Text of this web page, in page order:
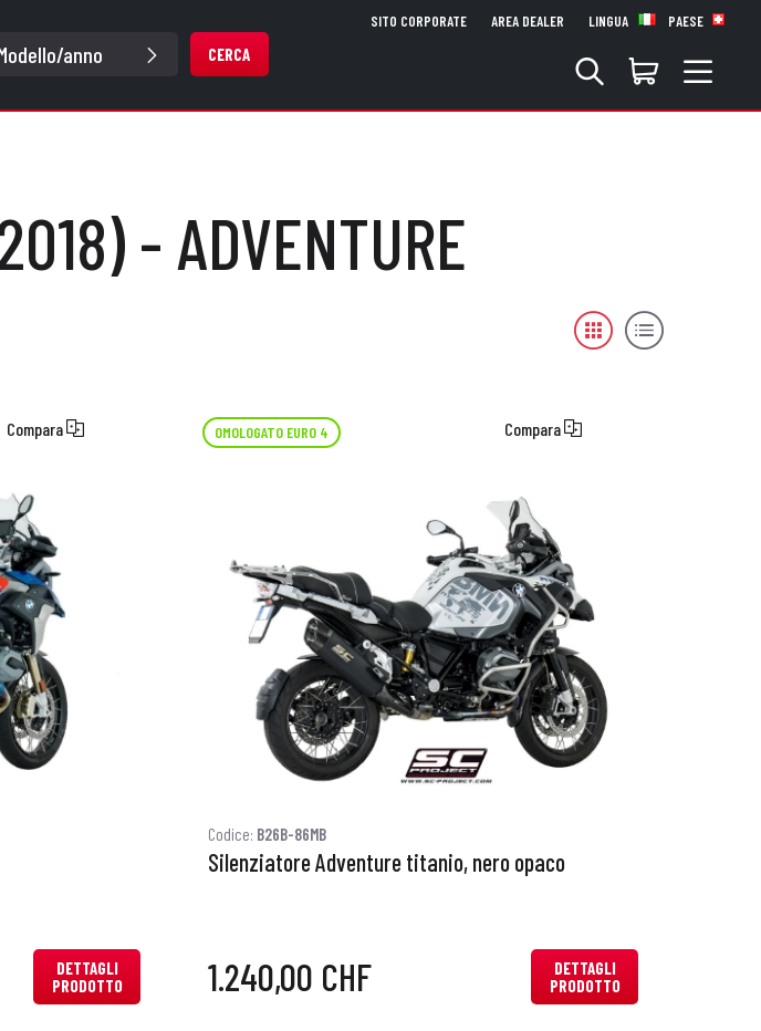
CERCA
SITO CORPORATE AREA DEALER LINGUA PAESE
- ADVENTURE
Compara
DETTAGLI
PRODOTTO
OMOLOGATO EURO 4 Compara
Codice: B26B-86MB
Silenziatore Adventure titanio, nero opaco
1.240,00 CHF
DETTAGLI
PRODOTTO